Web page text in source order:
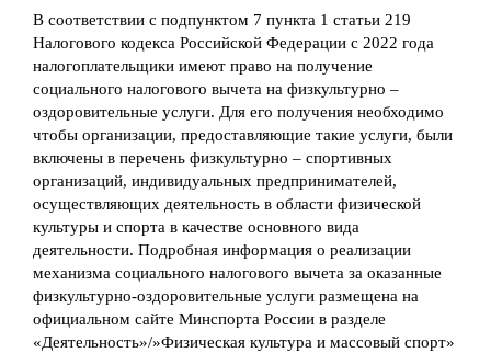
В соответствии с подпунктом 7 пункта 1 статьи 219
Налогового кодекса Российской Федерации с 2022 года
налогоплательщики имеют право на получение
социального налогового вычета на физкультурно –
оздоровительные услуги. Для его получения необходимо
чтобы организации, предоставляющие такие услуги, были
включены в перечень физкультурно – спортивных
организаций, индивидуальных предпринимателей,
осуществляющих деятельность в области физической
культуры и спорта в качестве основного вида
деятельности. Подробная информация о реализации
механизма социального налогового вычета за оказанные
физкультурно-оздоровительные услуги размещена на
официальном сайте Минспорта России в разделе
«Деятельность»/»Физическая культура и массовый спорт»